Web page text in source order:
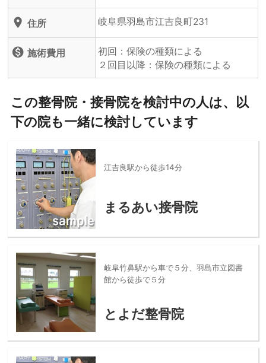
location_on 住所 岐阜県羽島市江吉良町231
monetization_on 施術費用
初回：保険の種類による
２回目以降：保険の種類による
この整骨院・接骨院を検討中の人は、以
下の院も一緒に検討しています
江吉良駅から徒歩14分
まるあい接骨院
岐阜竹鼻駅から車で５分、羽島市立図書
館から徒歩で５分
とよだ整骨院